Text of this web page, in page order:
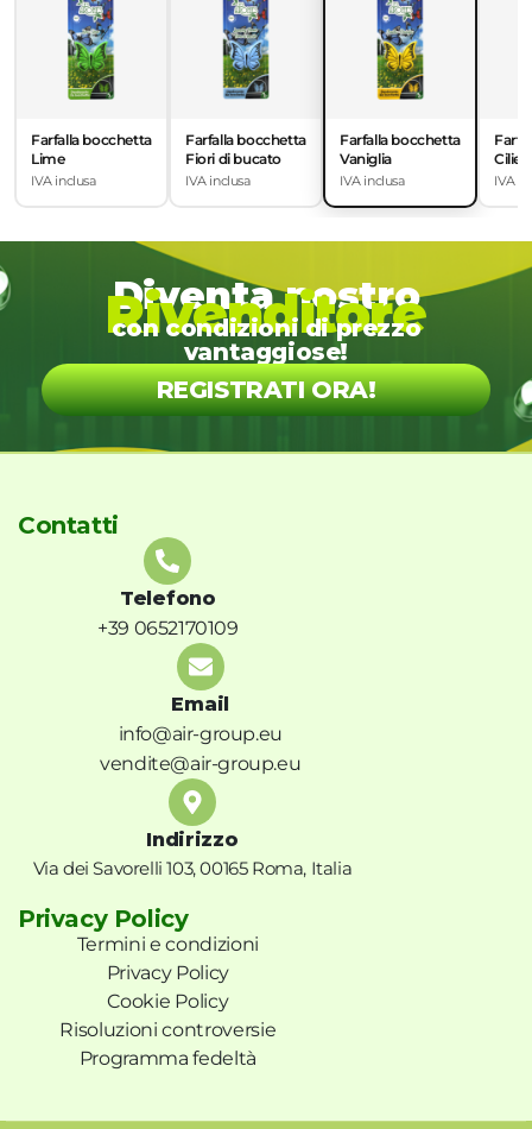
Farfalla bocchetta
Lime
IVA inclusa
Farfalla bocchetta
Fiori di bucato
IVA inclusa
Farfalla bocchetta
Vaniglia
IVA inclusa IVA
Diventa nostro
Rivenditore
con condizioni di prezzo
vantaggiose!
REGISTRATI ORA!
Contatti
Telefono
+39 0652170109
Email
info@air-group.eu
vendite@air-group.eu
Indirizzo
Via dei Savorelli 103, 00165 Roma, Italia
Privacy Policy
Termini e condizioni
Privacy Policy
Cookie Policy
Risoluzioni controversie
Programma fedeltà